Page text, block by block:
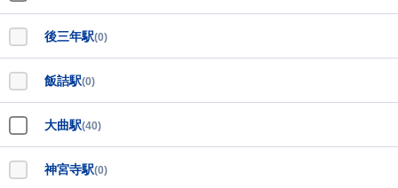
後三年駅(0)
飯詰駅(0)
大曲駅(40)
神宮寺駅(0)